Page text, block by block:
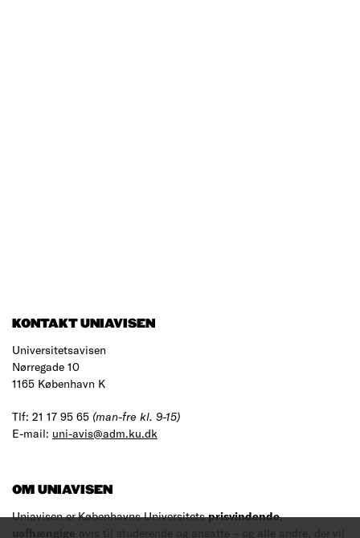
KONTAKT UNIAVISEN
Universitetsavisen
Nørregade 10
1165 København K
Tlf: 21 17 95 65 (man-fre kl. 9-15)
E-mail: uni-avis@adm.ku.dk
OM UNIAVISEN
Uniavisen er Københavns Universitetsprisvindende,
uafhængige avis til studerende og ansatte – og alle andre, der vil